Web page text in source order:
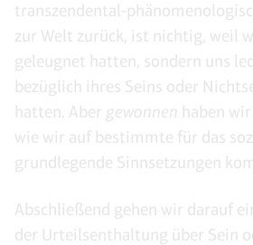
transzendental-
zur Welt zurück, ist nichtig, weil
geleugnet hatten, sondern uns
bezüglich ihres Seins oder
hatten. Aber gewonnen haben
wie wir auf bestimmte für das
grundlegende Sinnsetzungen
Abschließend gehen wir darauf
der Urteilsenthaltung über Sein